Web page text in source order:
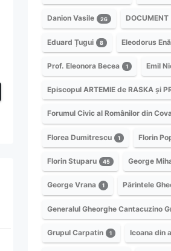
Danion Vasile 26 DOCUMENT
Eduard Țugui 8 Eleodorus
Prof. Eleonora Becea 1 Emil
Episcopul ARTEMIE de RASKA și
Forumul Civic al Românilor din
Florea Dumitrescu 1 Florin
Florin Stuparu 45 George
George Vrana 1 Părintele
Generalul Gheorghe Cantacuzino
Grupul Carpatin 1 Icoana din